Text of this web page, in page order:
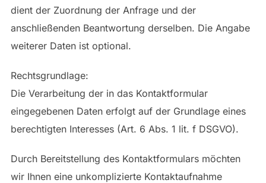
dient der Zuordnung der Anfrage und der
anschließenden Beantwortung derselben. Die Angabe
weiterer Daten ist optional.
Rechtsgrundlage:
Die Verarbeitung der in das Kontaktformular
eingegebenen Daten erfolgt auf der Grundlage eines
berechtigten Interesses (Art. 6 Abs. 1 lit. f DSGVO).
Durch Bereitstellung des Kontaktformulars möchten
wir Ihnen eine unkomplizierte Kontaktaufnahme